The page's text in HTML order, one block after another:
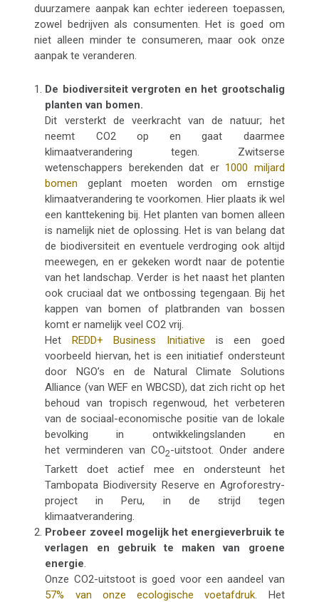
duurzamere aanpak kan echter iedereen toepassen,
zowel bedrijven als consumenten. Het is goed om
niet alleen minder te consumeren, maar ook onze
aanpak te veranderen.
De biodiversiteit vergroten en het grootschalig
planten van bomen.
Dit versterkt de veerkracht van de natuur; het
neemt CO2 op en gaat daarmee
klimaatverandering tegen. Zwitserse
wetenschappers berekenden dat er 1000 miljard
bomen
geplant moeten worden om ernstige
klimaatverandering te voorkomen. Hier plaats ik wel
een kanttekening bij. Het planten van bomen alleen
is namelijk niet de oplossing. Het is van belang dat
de biodiversiteit en eventuele verdroging ook altijd
meewegen, en er gekeken wordt naar de potentie
van het landschap. Verder is het naast het planten
ook cruciaal dat we ontbossing tegengaan. Bij het
kappen van bomen of platbranden van bossen
komt er namelijk veel CO2 vrij.
Het REDD+ Business Initiative
is een goed
voorbeeld hiervan, het is een initiatief ondersteunt
door NGO’s en de Natural Climate Solutions
Alliance (van WEF en WBCSD), dat zich richt op het
behoud van tropisch regenwoud, het verbeteren
van de sociaal-economische positie van de lokale
bevolking in ontwikkelingslanden en
het verminderen van CO2-uitstoot. Onder andere
Tarkett doet actief mee en ondersteunt het
Tambopata Biodiversity Reserve en Agroforestry-
project in Peru, in de strijd tegen
klimaatverandering.
Probeer zoveel mogelijk het energieverbruik te
verlagen en gebruik te maken van groene
energie.
Onze CO2-uitstoot is goed voor een aandeel van
57% van onze ecologische voetafdruk. Het